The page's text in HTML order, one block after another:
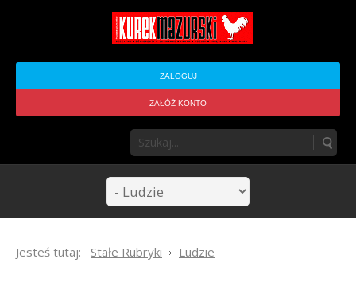
ZALOGUJ
ZAŁÓŻ KONTO
Jesteś tutaj: Stałe Rubryki Ludzie